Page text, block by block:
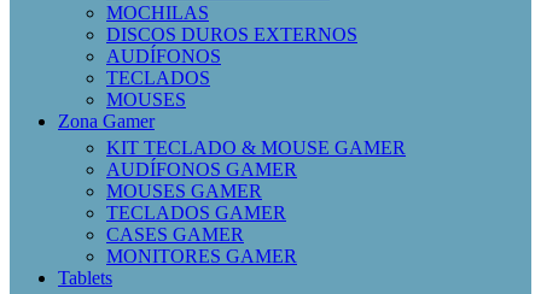
MOCHILAS
DISCOS DUROS EXTERNOS
AUDÍFONOS
TECLADOS
MOUSES
Zona Gamer
KIT TECLADO & MOUSE GAMER
AUDÍFONOS GAMER
MOUSES GAMER
TECLADOS GAMER
CASES GAMER
MONITORES GAMER
Tablets